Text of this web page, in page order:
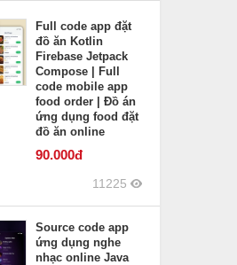
Full code app đặt
đồ ăn Kotlin
Firebase Jetpack
Compose | Full
code mobile app
food order | Đồ án
ứng dụng food đặt
đồ ăn online
90.000đ
11225
Source code app
ứng dụng nghe
nhạc online Java